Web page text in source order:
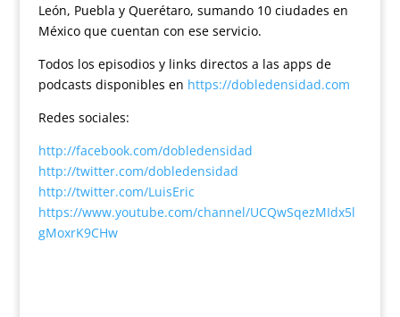
León, Puebla y Querétaro, sumando 10 ciudades en
México que cuentan con ese servicio.
Todos los episodios y links directos a las apps de
podcasts disponibles en https://dobledensidad.com
Redes sociales:
http://facebook.com/dobledensidad
http://twitter.com/dobledensidad
http://twitter.com/LuisEric
https://www.youtube.com/channel/UCQwSqezMIdx5l
gMoxrK9CHw